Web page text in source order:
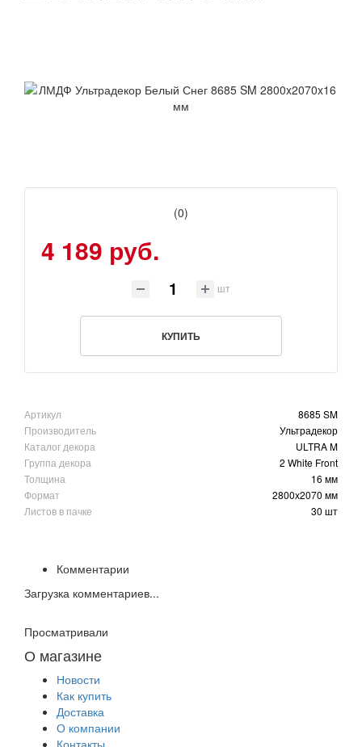
(0)
4 189 руб.
шт
КУПИТЬ
Артикул
8685 SM
Производитель
Ультрадекор
Каталог декора
ULTRA M
Группа декора
2 White Front
Толщина
16 мм
Формат
2800х2070 мм
Листов в пачке
30 шт
Комментарии
Загрузка комментариев...
Просматривали
О магазине
Новости
Как купить
Доставка
О компании
Контакты